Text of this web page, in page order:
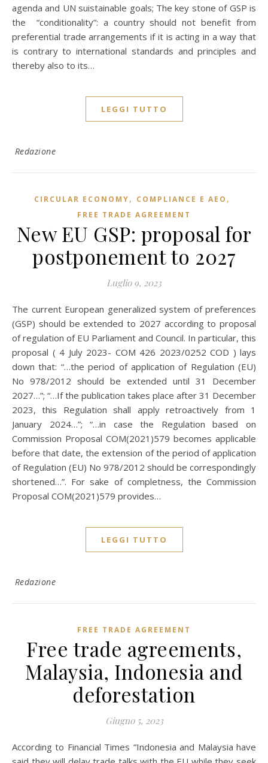
agenda and UN suistainable goals; The key stone of GSP is
the “conditionality”: a country should not benefit from
preferential trade arrangements if it is acting in a way that
is contrary to international standards and principles and
thereby also to its…
LEGGI TUTTO
Redazione
CIRCULAR ECONOMY, COMPLIANCE E AEO ,
FREE TRADE AGREEMENT
New EU GSP: proposal for
postponement to 2027
Luglio 9, 2023
The current European generalized system of preferences
(GSP) should be extended to 2027 according to proposal
of regulation of EU Parliament and Council. In particular, this
proposal ( 4 July 2023- COM 426 2023/0252 COD ) lays
down that: “…the period of application of Regulation (EU)
No 978/2012 should be extended until 31 December
2027…”; “…If the publication takes place after 31 December
2023, this Regulation shall apply retroactively from 1
January 2024…”; “…in case the Regulation based on
Commission Proposal COM(2021)579 becomes applicable
before that date, the extension of the period of application
of Regulation (EU) No 978/2012 should be correspondingly
shortened…”. For sake of completness, the Commission
Proposal COM(2021)579 provides…
LEGGI TUTTO
Redazione
FREE TRADE AGREEMENT
Free trade agreements,
Malaysia, Indonesia and
deforestation
Giugno 5, 2023
According to Financial Times “Indonesia and Malaysia have